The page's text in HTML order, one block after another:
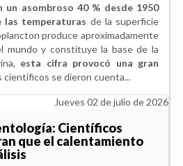
un asombroso 40 % desde 1950
las temperaturas de la superficie
produce aproximadamente
mundo y constituye la base de la
esta cifra provocó una gran
científicos se dieron cuenta...
Jueves 02 de julio de 2026
Científicos
que el calentamiento